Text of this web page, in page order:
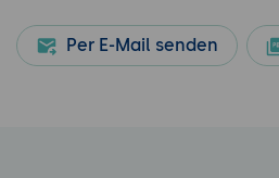
Per E-Mail senden